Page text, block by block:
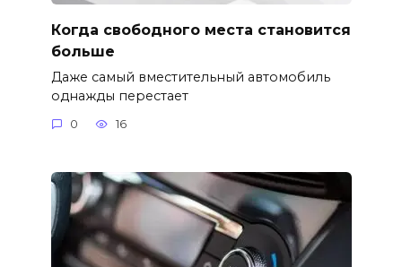
Когда свободного места становится
больше
Даже самый вместительный автомобиль
однажды перестает
0 16